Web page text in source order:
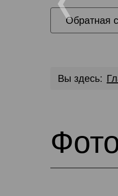
Обратная
Вы здесь: